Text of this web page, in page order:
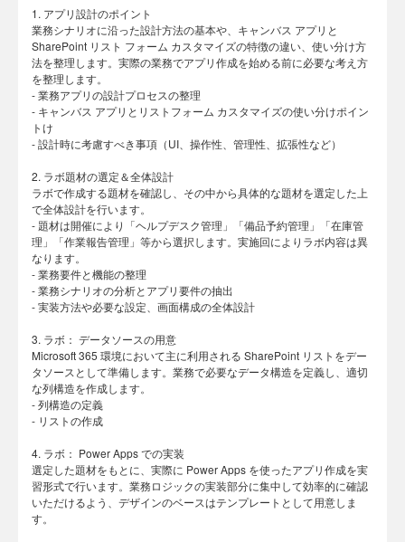
1. アプリ設計のポイント
業務シナリオに沿った設計方法の基本や、キャンバス アプリと
SharePoint リスト フォーム カスタマイズの特徴の違い、使い分け方
法を整理します。実際の業務でアプリ作成を始める前に必要な考え方
を整理します。
- 業務アプリの設計プロセスの整理
- キャンバス アプリとリストフォーム カスタマイズの使い分けポイン
トけ
- 設計時に考慮すべき事項（UI、操作性、管理性、拡張性など）
2. ラボ題材の選定＆全体設計
ラボで作成する題材を確認し、その中から具体的な題材を選定した上
で全体設計を行います。
- 題材は開催により「ヘルプデスク管理」「備品予約管理」「在庫管
理」「作業報告管理」等から選択します。実施回によりラボ内容は異
なります。
- 業務要件と機能の整理
- 業務シナリオの分析とアプリ要件の抽出
- 実装方法や必要な設定、画面構成の全体設計
3. ラボ： データソースの用意
Microsoft 365 環境において主に利用される SharePoint リストをデー
タソースとして準備します。業務で必要なデータ構造を定義し、適切
な列構造を作成します。
- 列構造の定義
- リストの作成
4. ラボ： Power Apps での実装
選定した題材をもとに、実際に Power Apps を使ったアプリ作成を実
習形式で行います。業務ロジックの実装部分に集中して効率的に確認
いただけるよう、デザインのベースはテンプレートとして用意しま
す。